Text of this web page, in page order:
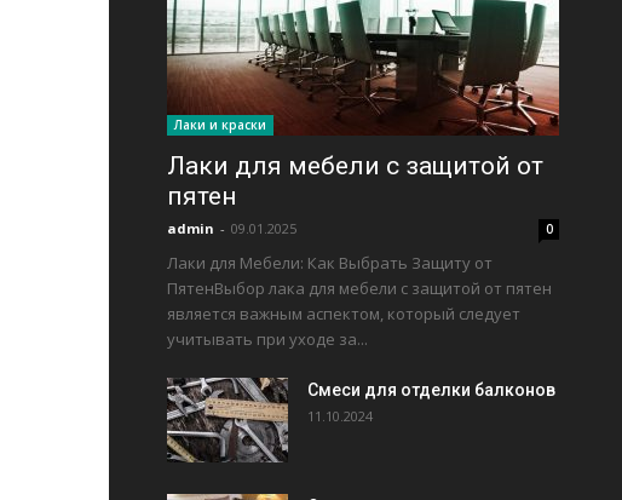
Лаки и краски
Лаки для мебели с защитой от
пятен
admin - 09.01.2025 0
Лаки для Мебели: Как Выбрать Защиту от
ПятенВыбор лака для мебели с защитой от пятен
является важным аспектом, который следует
учитывать при уходе за...
Смеси для отделки балконов
11.10.2024